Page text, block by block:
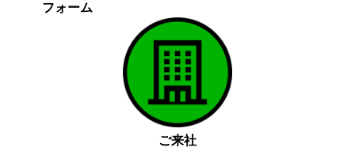
フォーム
ご来社